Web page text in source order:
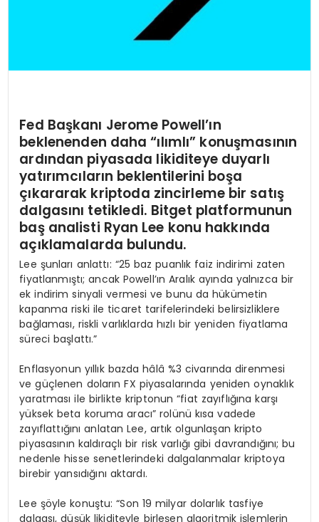
Fed Başkanı Jerome Powell’ın
beklenenden daha “ılımlı” konuşmasının
ardından piyasada likiditeye duyarlı
yatırımcıların beklentilerini boşa
çıkararak kriptoda zincirleme bir satış
dalgasını tetikledi. Bitget platformunun
baş analisti Ryan Lee konu hakkında
açıklamalarda bulundu.
Lee şunları anlattı: “25 baz puanlık faiz indirimi zaten
fiyatlanmıştı; ancak Powell’ın Aralık ayında yalnızca bir
ek indirim sinyali vermesi ve bunu da hükümetin
kapanma riski ile ticaret tarifelerindeki belirsizliklere
bağlaması, riskli varlıklarda hızlı bir yeniden fiyatlama
süreci başlattı.”
Enflasyonun yıllık bazda hâlâ %3 civarında direnmesi
ve güçlenen doların FX piyasalarında yeniden oynaklık
yaratması ile birlikte kriptonun “fiat zayıflığına karşı
yüksek beta koruma aracı” rolünü kısa vadede
zayıflattığını anlatan Lee, artık olgunlaşan kripto
piyasasının kaldıraçlı bir risk varlığı gibi davrandığını; bu
nedenle hisse senetlerindeki dalgalanmalar kriptoya
birebir yansıdığını aktardı.
Lee şöyle konuştu: “Son 19 milyar dolarlık tasfiye
dalgası, düşük likiditeyle birleşen algoritmik işlemlerin